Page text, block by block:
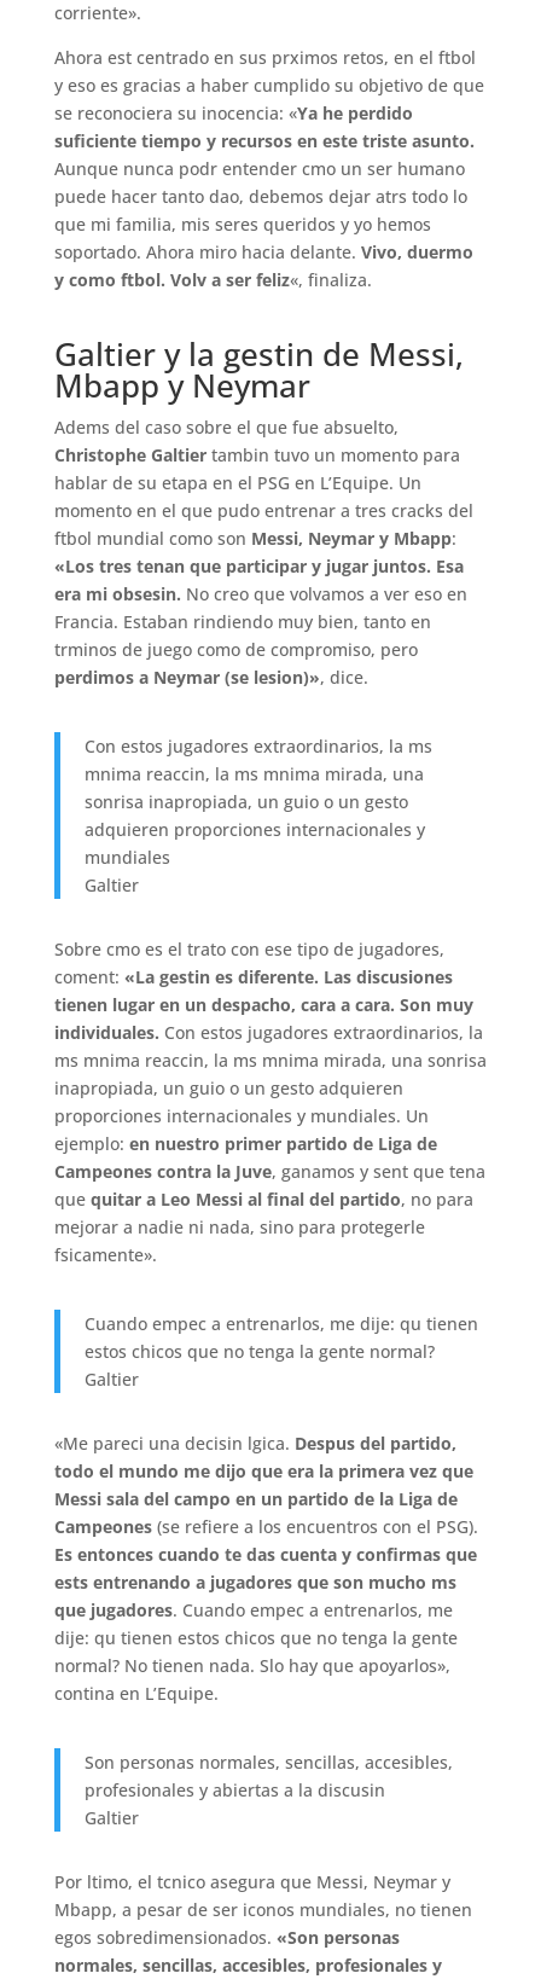
corriente».
Ahora est centrado en sus prximos retos, en el ftbol
y eso es gracias a haber cumplido su objetivo de que
se reconociera su inocencia: «Ya he perdido
suficiente tiempo y recursos en este triste asunto.
Aunque nunca podr entender cmo un ser humano
puede hacer tanto dao, debemos dejar atrs todo lo
que mi familia, mis seres queridos y yo hemos
soportado. Ahora miro hacia delante. Vivo, duermo
y como ftbol. Volv a ser feliz«, finaliza.
Galtier y la gestin de Messi,
Mbapp y Neymar
Adems del caso sobre el que fue absuelto,
Christophe Galtiertambin tuvo un momento para
hablar de su etapa en el PSG en L’Equipe. Un
momento en el que pudo entrenar a tres cracks del
ftbol mundial como son Messi, Neymar y Mbapp:
«Los tres tenan que participar y jugar juntos. Esa
era mi obsesin. No creo que volvamos a ver eso en
Francia. Estaban rindiendo muy bien, tanto en
trminos de juego como de compromiso, pero
perdimos a Neymar (se lesion)», dice.
Con estos jugadores extraordinarios, la ms
mnima reaccin, la ms mnima mirada, una
sonrisa inapropiada, un guio o un gesto
adquieren proporciones internacionales y
mundiales
Galtier
Sobre cmo es el trato con ese tipo de jugadores,
coment: «La gestin es diferente. Las discusiones
tienen lugar en un despacho, cara a cara. Son muy
individuales. Con estos jugadores extraordinarios, la
ms mnima reaccin, la ms mnima mirada, una sonrisa
inapropiada, un guio o un gesto adquieren
proporciones internacionales y mundiales. Un
ejemplo: en nuestro primer partido de Liga de
Campeones contra la Juve, ganamos y sent que tena
que quitar a Leo Messi al final del partido, no para
mejorar a nadie ni nada, sino para protegerle
fsicamente».
Cuando empec a entrenarlos, me dije: qu tienen
estos chicos que no tenga la gente normal?
Galtier
«Me pareci una decisin lgica. Despus del partido,
todo el mundo me dijo que era la primera vez que
Messi sala del campo en un partido de la Liga de
Campeones(se refiere a los encuentros con el PSG).
Es entonces cuando te das cuenta y confirmas que
ests entrenando a jugadores que son mucho ms
que jugadores. Cuando empec a entrenarlos, me
dije: qu tienen estos chicos que no tenga la gente
normal? No tienen nada. Slo hay que apoyarlos»,
contina en L’Equipe.
Son personas normales, sencillas, accesibles,
profesionales y abiertas a la discusin
Galtier
Por ltimo, el tcnico asegura que Messi, Neymar y
Mbapp, a pesar de ser iconos mundiales, no tienen
egos sobredimensionados. «Son personas
normales, sencillas, accesibles, profesionales y